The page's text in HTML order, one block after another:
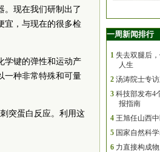
。现在我们研制出了
宜，与现在的很多检
学键的弹性和运动产
一种非常特殊和可量
突蛋白反应。利用这
一周新闻排行
1 失去双腿后
人生
2 汤涛院士专
3 科技部发布4
报指南
4 王旭任山西
5 国家自然科
6 力直接构成